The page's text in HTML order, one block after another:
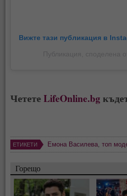
Вижте тази публикация в
ЧететеLifeOnline.bg
ЕТИКЕТИ Емона Василева топ
Горещо